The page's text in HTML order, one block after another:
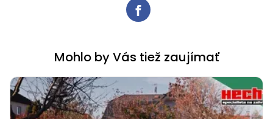
Mohlo by Vás tiež zaujímať